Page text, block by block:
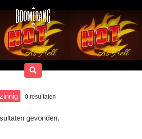
0 resultaten
gevonden.